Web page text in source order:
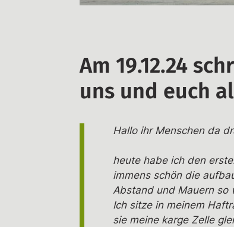
Am 19.12.24
uns und euch
Hallo ihr Menschen da
heute habe ich den
immens schön die
Abstand und Mauern so
Ich sitze in meinem
sie meine karge Zelle